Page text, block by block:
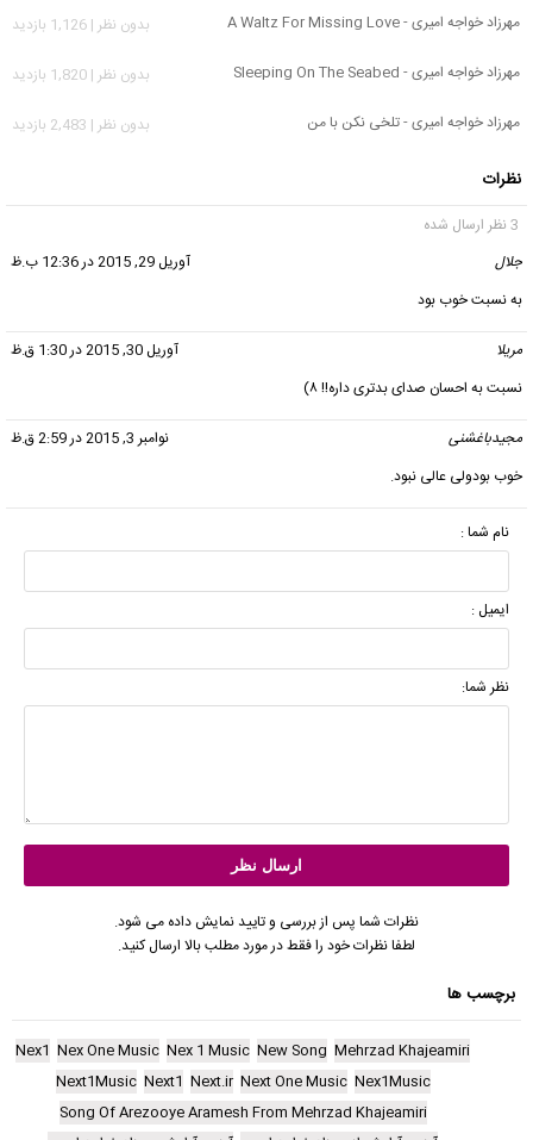
مهرزاد خواجه امیری - A Waltz For Missing Love
بدون نظر | 1,126 بازدید
مهرزاد خواجه امیری - Sleeping On The Seabed
بدون نظر | 1,820 بازدید
مهرزاد خواجه امیری - تلخی نکن با من
بدون نظر | 2,483 بازدید
نظرات
3 نظر ارسال شده
جلال
آوریل 29, 2015 در 12:36 ب.ظ
به نسبت خوب بود
مریلا
آوریل 30, 2015 در 1:30 ق.ظ
نسبت به احسان صدای بدتری داره!! ۸)
مجیدباغشنی
نوامبر 3, 2015 در 2:59 ق.ظ
خوب بودولی عالی نبود.
نام شما :
ایمیل :
نظر شما:
نظرات شما پس از بررسی و تایید نمایش داده می شود.
لطفا نظرات خود را فقط در مورد مطلب بالا ارسال کنید.
برچسب ها
Mehrzad Khajeamiri
New Song
Nex 1 Music
Nex One Music
Nex1
Nex1Music
Next One Music
Next.ir
Next1
Next1Music
Song Of Arezooye Aramesh From Mehrzad Khajeamiri